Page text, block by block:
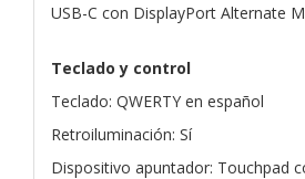
USB-C con DisplayPort Alternate
Teclado y control
Teclado: QWERTY en español
Retroiluminación: Sí
Dispositivo apuntador: Touchpad